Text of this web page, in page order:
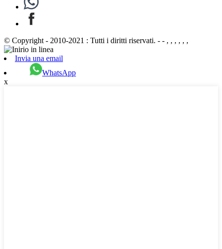
© Copyright - 2010-2021 : Tutti i diritti riservati. - - , , , , , ,
Invia una email
WhatsApp
x